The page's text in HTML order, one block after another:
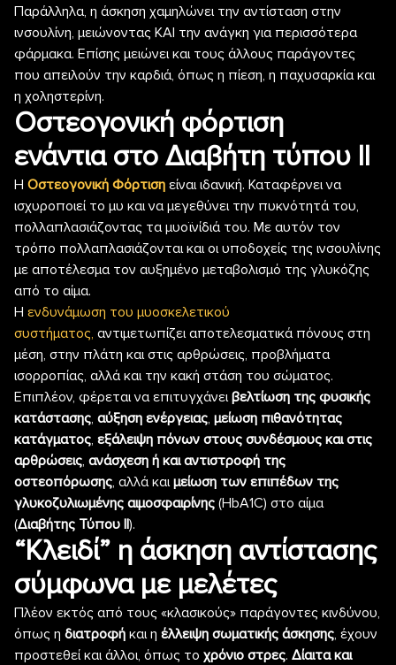
Παράλληλα, η άσκηση χαμηλώνει την αντίσταση στην
ινσουλίνη, μειώνοντας ΚΑΙ την ανάγκη για περισσότερα
φάρμακα. Επίσης μειώνει και τους άλλους παράγοντες
που απειλούν την καρδιά, όπως η πίεση, η παχυσαρκία και
η χοληστερίνη.
Οστεογονική φόρτιση
ενάντια στο Διαβήτη τύπου ΙΙ
Η Οστεογονική Φόρτιση είναι ιδανική. Καταφέρνει να
ισχυροποιεί το μυ και να μεγεθύνει την πυκνότητά του,
πολλαπλασιάζοντας τα μυοϊνίδιά του. Με αυτόν τον
τρόπο πολλαπλασιάζονται και οι υποδοχείς της ινσουλίνης
με αποτέλεσμα τον αυξημένο μεταβολισμό της γλυκόζης
από το αίμα.
Η ενδυνάμωση του μυοσκελετικού
συστήματος, αντιμετωπίζει αποτελεσματικά πόνους στη
μέση, στην πλάτη και στις αρθρώσεις, προβλήματα
ισορροπίας, αλλά και την κακή στάση του σώματος.
Επιπλέον, φέρεται να επιτυγχάνειβελτίωση της φυσικής
κατάστασης, αύξηση ενέργειας, μείωση πιθανότητας
κατάγματος, εξάλειψη πόνων στους συνδέσμους και στις
αρθρώσεις, ανάσχεση ή και αντιστροφή της
οστεοπόρωσης, αλλά καιμείωση των επιπέδων της
γλυκοζυλιωμένης αιμοσφαιρίνης (HbA1C) στο αίμα
(Διαβήτης Τύπου ΙΙ).
“Κλειδί” η άσκηση αντίστασης
σύμφωνα με μελέτες
Πλέον εκτός από τους «κλασικούς» παράγοντες κινδύνου,
όπως η διατροφή και η έλλειψη σωματικής άσκησης, έχουν
προστεθεί και άλλοι, όπως το χρόνιο στρες. Δίαιτα και